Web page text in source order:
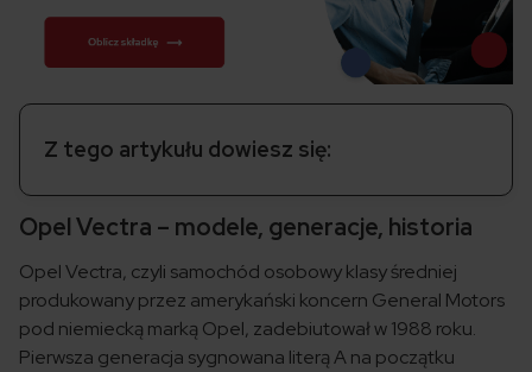
Z tego artykułu dowiesz się:
Opel Vectra – modele, generacje, historia
Opel Vectra, czyli samochód osobowy klasy średniej
produkowany przez amerykański koncern General Motors
pod niemiecką marką Opel, zadebiutował w 1988 roku.
Pierwsza generacja sygnowana literą A na początku